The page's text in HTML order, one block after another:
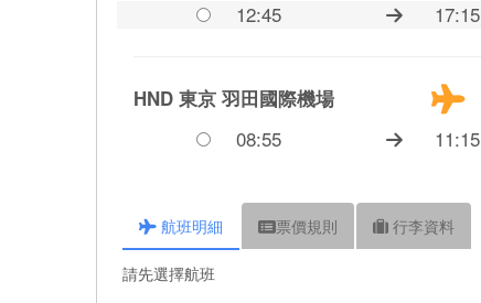
12:45
17:15
HND 東京 羽田國際機場
08:55
11:15
航班明細 票價規則 行李資料
請先選擇航班